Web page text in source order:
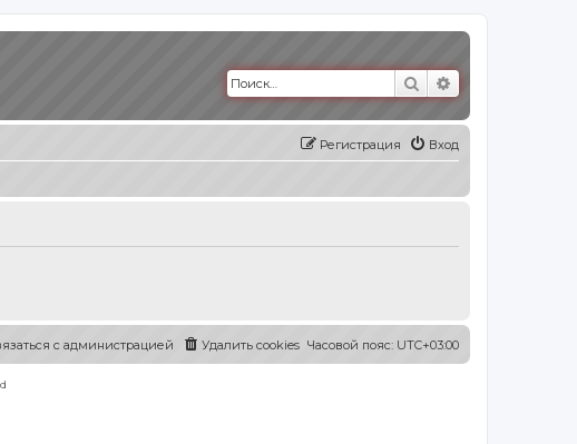
Поиск
Вход
Регистрация
Часовой пояс: UTC+03:00
Удалить cookies
с администрацией